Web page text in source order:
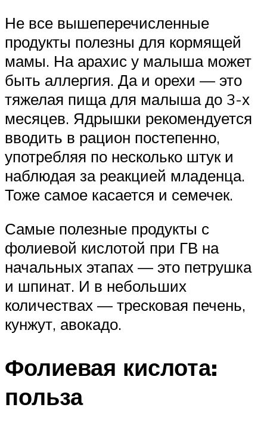
Не все вышеперечисленные
продукты полезны для кормящей
мамы. На арахис у малыша может
быть аллергия. Да и орехи — это
тяжелая пища для малыша до 3-х
месяцев. Ядрышки рекомендуется
вводить в рацион постепенно,
употребляя по несколько штук и
наблюдая за реакцией младенца.
Тоже самое касается и семечек.
Самые полезные продукты с
фолиевой кислотой при ГВ на
начальных этапах — это петрушка
и шпинат. И в небольших
количествах — тресковая печень,
кунжут, авокадо.
Фолиевая кислота:
польза